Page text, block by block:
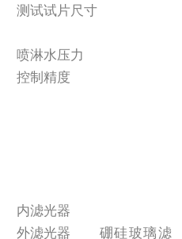
测试试片尺寸
喷淋水压力
控制精度
内滤光器
外滤光器
硼硅玻璃滤